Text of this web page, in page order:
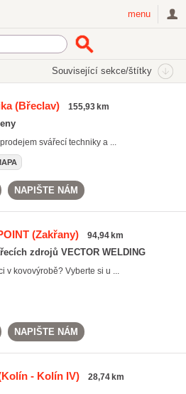
menu
Související sekce/štítky
(Břeclav) 155,93 km
svářecí techniky a ...
NAPIŠTE NÁM
(Zakřany) 94,94 km
zdrojů VECTOR WELDING
v kovovýrobě? Vyberte si u ...
NAPIŠTE NÁM
- Kolín IV) 28,74 km